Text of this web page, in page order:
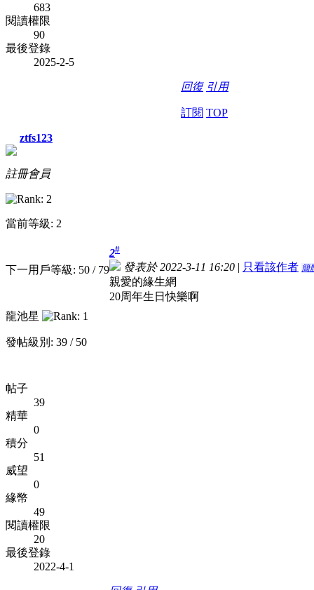
683
閱讀權限
90
最後登錄
2025-2-5
回復 引用
訂閱 TOP
ztfs123
註冊會員
當前等級: 2
下一用戶等級: 50 / 79
龍池星
發帖級別: 39 / 50
帖子
39
精華
0
積分
51
威望
0
緣幣
49
閱讀權限
20
最後登錄
2022-4-1
2#
發表於 2022-3-11 16:20 | 只看該作者 簡
親愛的緣生網
20周年生日快樂啊